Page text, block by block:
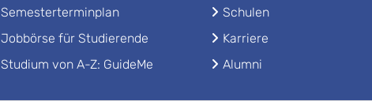
Semesterterminplan
Jobbörse für Studierende
Studium von A-Z: GuideMe
Schulen
Karriere
Alumni